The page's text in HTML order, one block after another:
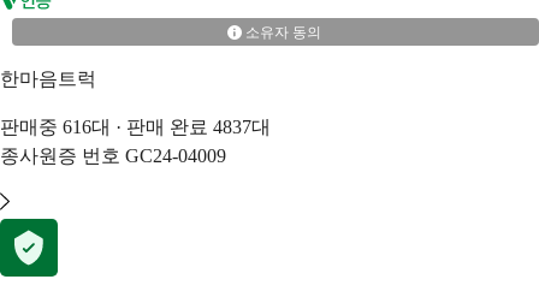
소유자 동의
한마음트럭
판매중 616대 · 판매 완료 4837대
종사원증 번호 GC24-04009